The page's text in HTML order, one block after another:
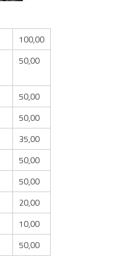
100,00
50,00
50,00
50,00
35,00
50,00
50,00
20,00
10,00
50,00